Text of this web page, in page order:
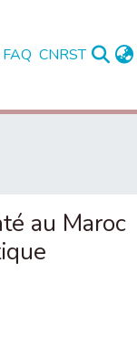
FAQ CNRST
au Maroc